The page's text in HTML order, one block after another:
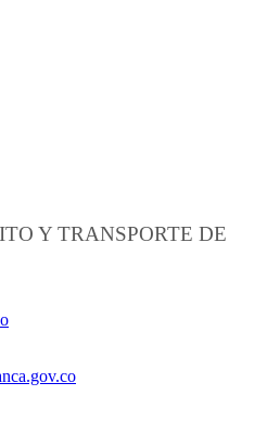
Y TRANSPORTE DE